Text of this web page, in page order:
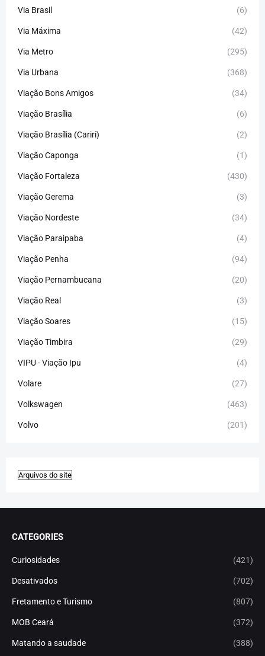
Via Brasil (6)
Via Máxima (42)
Via Metro (295)
Via Urbana (368)
Viação Bons Amigos (34)
Viação Brasília (6)
Viação Brasília (Cariri) (2)
Viação Caponga (1)
Viação Fortaleza (430)
Viação Gerema (3)
Viação Nordeste (34)
Viação Paraipaba (4)
Viação Penha (94)
Viação Pernambucana (20)
Viação Real (3)
Viação Soares (15)
Viação Timbira (29)
VIPU - Viação Ipu (4)
Volare (27)
Volkswagen (463)
Volvo (201)
CATEGORIES
Curiosidades (421)
Desativados (702)
Fretamento e Turismo (807)
MOB Ceará (372)
Matando a saudade (388)